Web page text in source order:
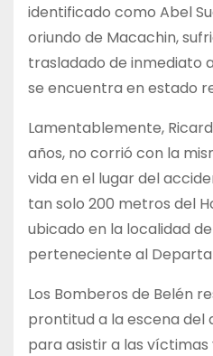
identificado como Abel
oriundo de Macachin,
trasladado de inmediato
se encuentra en estado
Lamentablemente,
años, no corrió con la
vida en el lugar del
tan solo 200 metros del
ubicado en la localidad
perteneciente al
Los Bomberos de Belén
prontitud a la escena
para asistir a las